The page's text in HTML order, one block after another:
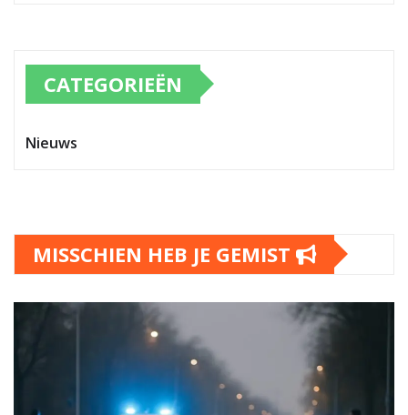
CATEGORIEËN
Nieuws
MISSCHIEN HEB JE GEMIST